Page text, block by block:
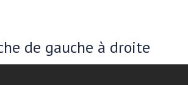
de gauche à droite